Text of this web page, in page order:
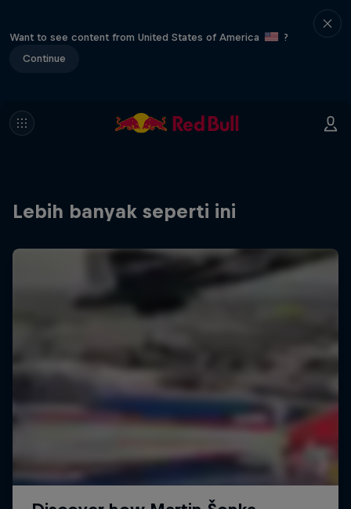
Want to see content from United States of America
?
Continue
Lebih banyak seperti ini